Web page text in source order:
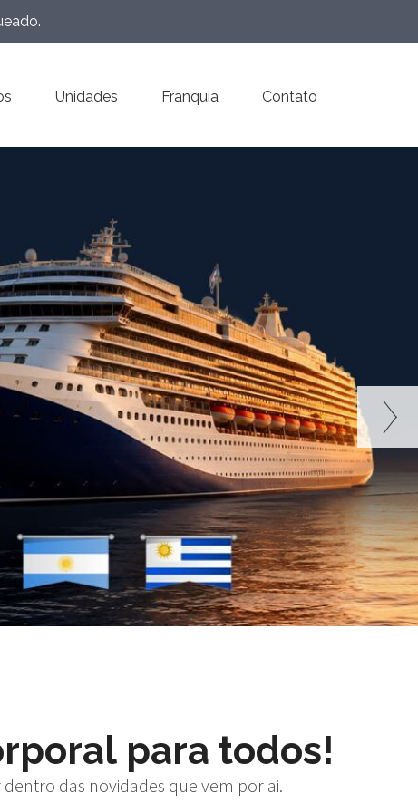
Unidades Franquia Contato
para todos!
das novidades que vem por ai.